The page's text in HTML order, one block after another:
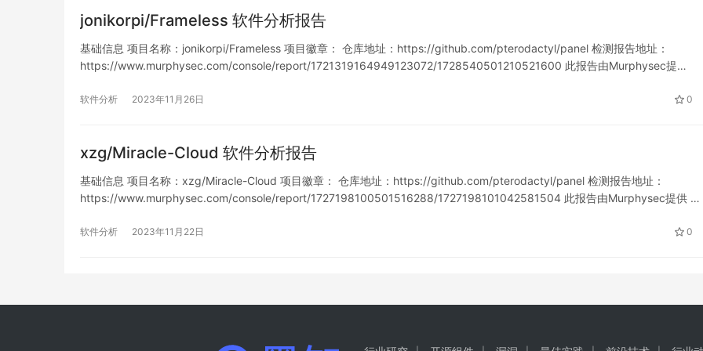
jonikorpi/Frameless 软件分析报告
基础信息 项目名称：jonikorpi/Frameless 项目徽章： 仓库地址：https://github.com/pterodactyl/panel 检测报告地址：
https://www.murphysec.com/console/report/1721319164949123072/1728540501210521600 此报告由Murphysec提…
软件分析 2023年11月26日 0
xzg/Miracle-Cloud 软件分析报告
基础信息 项目名称：xzg/Miracle-Cloud 项目徽章： 仓库地址：https://github.com/pterodactyl/panel 检测报告地址：
https://www.murphysec.com/console/report/1727198100501516288/1727198101042581504 此报告由Murphysec提供 …
软件分析 2023年11月22日 0